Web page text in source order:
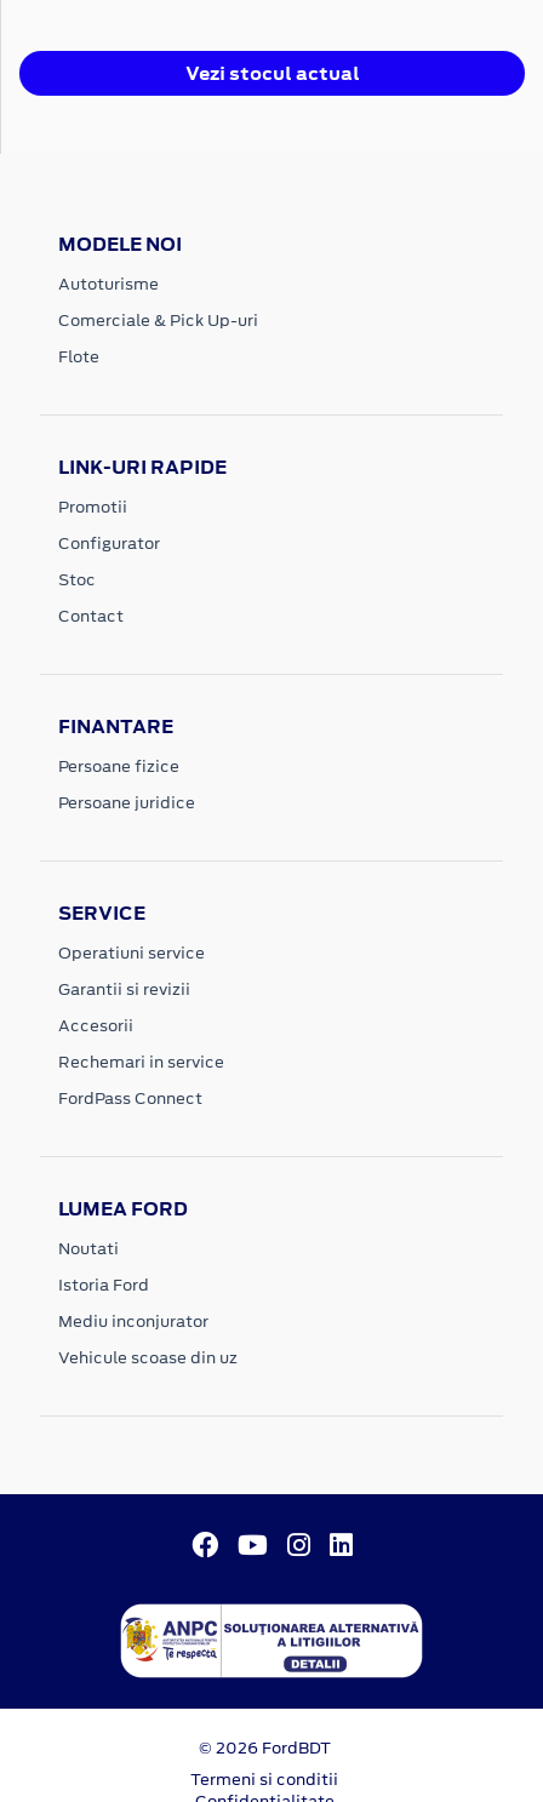
Vezi stocul actual
MODELE NOI
Autoturisme
Comerciale & Pick Up-uri
Flote
LINK-URI RAPIDE
Promotii
Configurator
Stoc
Contact
FINANTARE
Persoane fizice
Persoane juridice
SERVICE
Operatiuni service
Garantii si revizii
Accesorii
Rechemari in service
FordPass Connect
LUMEA FORD
Noutati
Istoria Ford
Mediu inconjurator
Vehicule scoase din uz
© 2026 FordBDT
Termeni si conditii